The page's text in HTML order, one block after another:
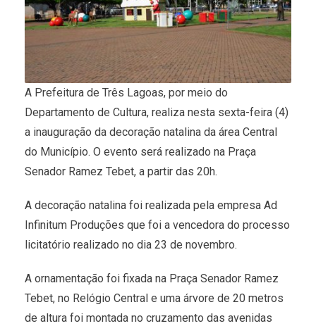
A Prefeitura de Três Lagoas, por meio do
Departamento de Cultura, realiza nesta sexta-feira (4)
a inauguração da decoração natalina da área Central
do Município. O evento será realizado na Praça
Senador Ramez Tebet, a partir das 20h.
A decoração natalina foi realizada pela empresa Ad
Infinitum Produções que foi a vencedora do processo
licitatório realizado no dia 23 de novembro.
A ornamentação foi fixada na Praça Senador Ramez
Tebet, no Relógio Central e uma árvore de 20 metros
de altura foi montada no cruzamento das avenidas